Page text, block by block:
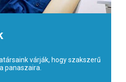
várják, hogy szakszerű
panaszaira.